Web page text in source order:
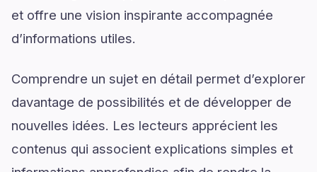
et offre une vision inspirante accompagnée
d’informations utiles.
Comprendre un sujet en détail permet d’explorer
davantage de possibilités et de développer de
nouvelles idées. Les lecteurs apprécient les
contenus qui associent explications simples et